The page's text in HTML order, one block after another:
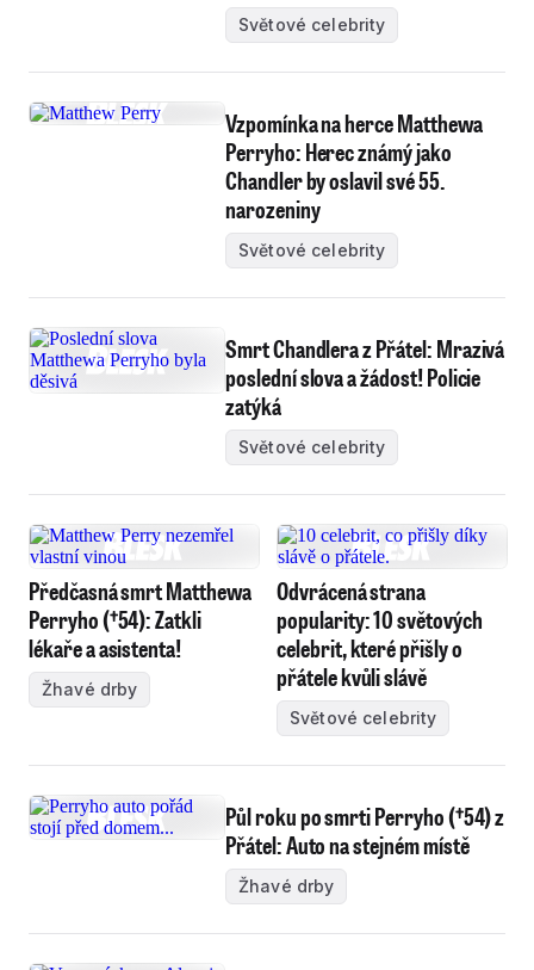
Světové celebrity
Vzpomínka na herce Matthewa
Perryho: Herec známý jako
Chandler by oslavil své 55.
narozeniny
Světové celebrity
Smrt Chandlera z Přátel: Mrazivá
poslední slova a žádost! Policie
zatýká
Světové celebrity
Předčasná smrt Matthewa
Perryho (†54): Zatkli
lékaře a asistenta!
Žhavé drby
Odvrácená strana
popularity: 10 světových
celebrit, které přišly o
přátele kvůli slávě
Světové celebrity
Půl roku po smrti Perryho (†54) z
Přátel: Auto na stejném místě
Žhavé drby